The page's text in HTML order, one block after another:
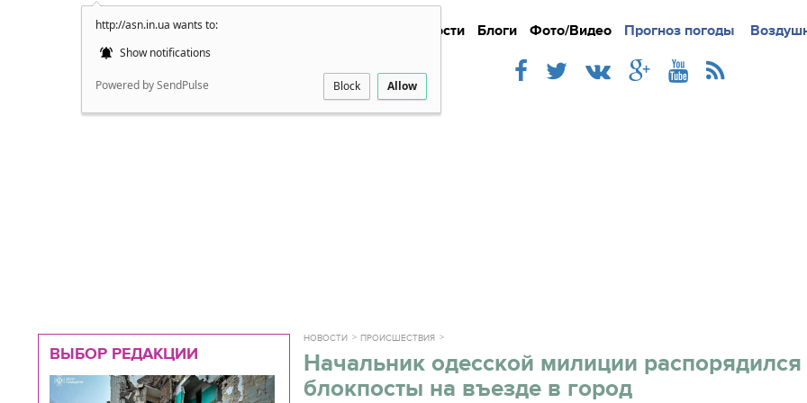
http://asn.in.ua wants to:
Show notifications
Powered by SendPulse Block Allow
Новости Блоги Фото/Видео Прогноз погоды
Подробно Новости
ВЫБОР РЕДАКЦИИ
НОВОСТИ ПРОИСШЕСТВИЯ
Начальник одесской милиции распорядился
блокпосты на въезде в город